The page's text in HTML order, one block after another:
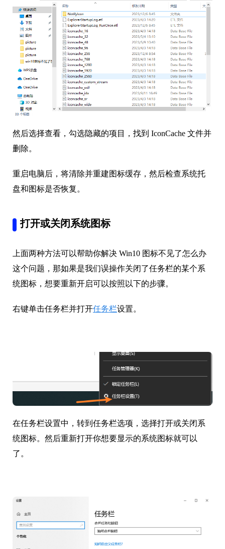
然后选择查看，勾选隐藏的项目，找到 IconCache 文件并
删除。
重启电脑后，将清除并重建图标缓存，然后检查系统托
盘和图标是否恢复。
打开或关闭系统图标
上面两种方法可以帮助你解决 Win10 图标不见了怎么办
这个问题，那如果是我们误操作关闭了任务栏的某个系
统图标，想要重新开启可以按照以下的步骤。
右键单击任务栏并打开任务栏设置。
在任务栏设置中，转到任务栏选项，选择打开或关闭系
统图标。然后重新打开你想要显示的系统图标就可以
了。